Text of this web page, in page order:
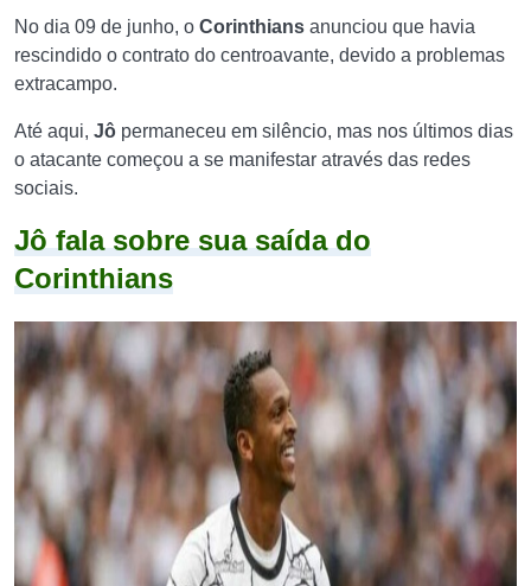
No dia 09 de junho, o Corinthians anunciou que havia
rescindido o contrato do centroavante, devido a problemas
extracampo.
Até aqui, Jô permaneceu em silêncio, mas nos últimos dias
o atacante começou a se manifestar através das redes
sociais.
Jô fala sobre sua saída do
Corinthians